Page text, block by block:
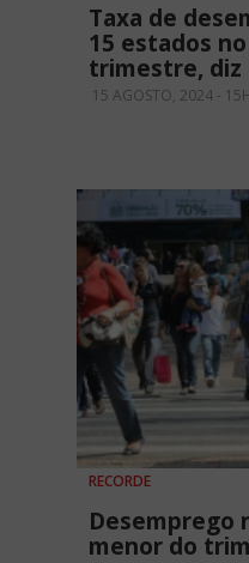
Taxa de
15 estados
trimestre, diz
15 AGOSTO, 2024 -
RECORDE
Desemprego
menor do